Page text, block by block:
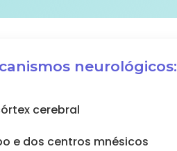
neurológicos:
cerebral
e dos centros mnésicos